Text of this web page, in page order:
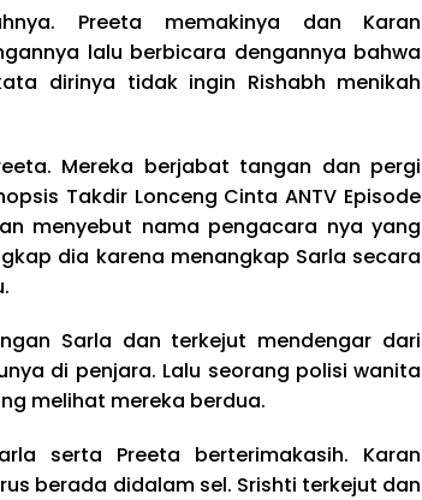
Preeta memakinya dan Karan
lalu berbicara dengannya bahwa
dirinya tidak ingin Rishabh menikah
Mereka berjabat tangan dan pergi
Takdir Lonceng Cinta ANTV Episode
menyebut nama pengacara nya yang
dia karena menangkap Sarla secara
Sarla dan terkejut mendengar dari
di penjara. Lalu seorang polisi wanita
melihat mereka berdua.
serta Preeta berterimakasih. Karan
berada didalam sel. Srishti terkejut dan